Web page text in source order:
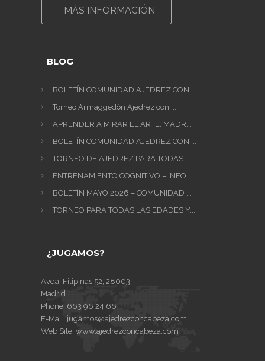
MÁS INFORMACIÓN
BLOG
BOLETÍN COMUNIDAD AJEDREZ CON ...
Torneo Armaggedón Ajedrez con ...
APRENDER A MIRAR EL ARTE: MADR...
BOLETÍN COMUNIDAD AJEDREZ CON ...
TORNEO DE AJEDREZ PARA TODAS L...
ENTRENAMIENTO COGNITIVO – INFO...
BOLETÍN MAYO 2026 – COMUNIDAD ...
TORNEO PARA TODAS LAS EDADES Y...
¿JUGAMOS?
Avda. Filipinas 52, 28003
Madrid
Phone: 663 96 24 66
E-Mail: jugamos@ajedrezconcabeza.com
Web Site: www.ajedrezconcabeza.com